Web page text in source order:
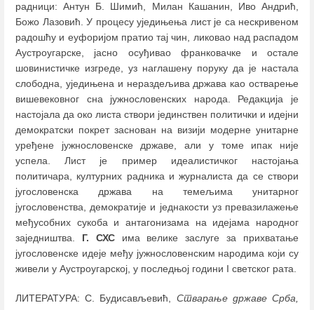
радници: Антун Б. Шимић, Милан Кашанин, Иво Андрић,
Божо Лазовић. У процесу уједињења лист је са нескривеном
радошћу и еуфоријом пратио тај чин, ликовао над распадом
Аустроугарске, јасно осуђивао франковачке и остале
шовинистичке изгреде, уз наглашену поруку да је настала
слободна, уједињена и нераздељива држава као остварење
вишевековног сна јужнословенских народа. Редакција је
настојала да око листа створи јединствен политички и идејни
демократски покрет заснован на визији модерне унитарне
уређене јужнословенске државе, али у томе ипак није
успела. Лист је пример идеалистичког настојања
политичара, културних радника и журналиста да се створи
југословенска држава на темељима унитарног
југословенства, демократије и једнакости уз превазилажење
међусобних сукоба и антагонизама на идејама народног
заједништва. Г. СХСима велике заслуге за прихватање
југословенске идеје међу јужнословенским народима који су
живели у Аустроугарској, у последњој години I светског рата.
ЛИТЕРАТУРА: С. Будисављевић, Стварање државе Срба,